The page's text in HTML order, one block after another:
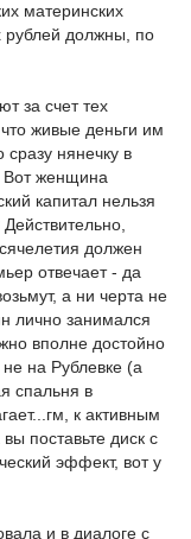
материнских
рублей должны, по
за счет тех
живые деньги им
нянечку в
Вот женщина
капитал нельзя
должен
отвечает - да
а ни черта не
лично занимался
вполне достойно
на Рублевке (а
спальня в
к активным
поставьте диск с
эффект, вот у
и в диалоге с